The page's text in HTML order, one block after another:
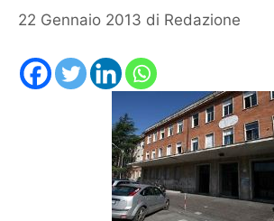
22 Gennaio 2013 di Redazione